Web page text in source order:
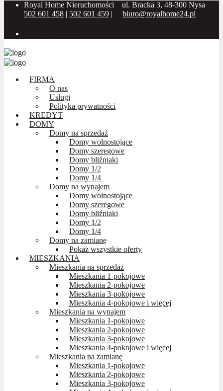
Royal Home Nieruchomości
ul. Bracka 3, 48-300 Nysa
502 601 458 | 502 601 459 | biuro@royalhome24.pl
FIRMA
O nas
Usługi
Polityka prywatności
KREDYT
DOMY
Domy na sprzedaż
Domy wolnostojące
Domy szeregowe
Domy bliźniaki
Domy 1/2
Domy 1/4
Domy na wynajem
Domy wolnostojące
Domy szeregowe
Domy bliźniaki
Domy 1/2
Domy 1/4
Domy na zamianę
Pokaż wszystkie oferty
MIESZKANIA
Mieszkania na sprzedaż
Mieszkania 1-pokojowe
Mieszkania 2-pokojowe
Mieszkania 3-pokojowe
Mieszkania 4-pokojowe i więcej
Mieszkania na wynajem
Mieszkania 1-pokojowe
Mieszkania 2-pokojowe
Mieszkania 3-pokojowe
Mieszkania 4-pokojowe i więcej
Mieszkania na zamianę
Mieszkania 1-pokojowe
Mieszkania 2-pokojowe
Mieszkania 3-pokojowe